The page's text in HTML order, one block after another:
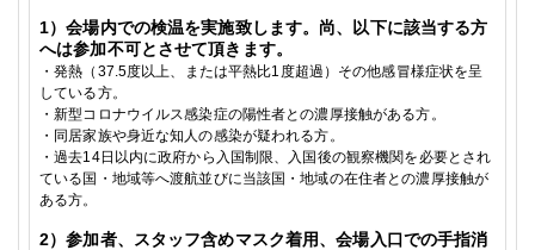
1）会場内での検温を実施致します。尚、以下に該当する方
へは参加不可とさせて頂きます。
・発熱（ 37.5度以上、または平熱比1 度超過）その他感冒様症状を呈
している方。
・新型コロナウイルス感染症の陽性者との濃厚接触がある方。
・ 同居家族や身近な知人の感染が疑われる方。
・過去14日以内に政府から入国制限、入国後の観察機関を必要とされ
ている国・地域等へ渡航並びに当該国・地域の在住者との濃厚接触が
ある方。
2）参加者、スタッフ含めマスク着用、会場入口での手指消